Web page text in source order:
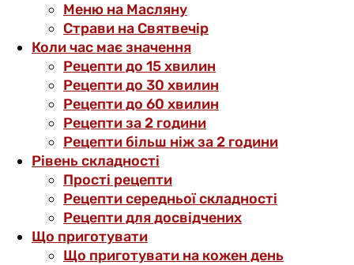
Меню на Масляну
Страви на Святвечір
Коли час має значення
Рецепти до 15 хвилин
Рецепти до 30 хвилин
Рецепти до 60 хвилин
Рецепти за 2 години
Рецепти більш ніж за 2 години
Рівень складності
Прості рецепти
Рецепти середньої складності
Рецепти для досвідчених
Що приготувати
Що приготувати на кожен день